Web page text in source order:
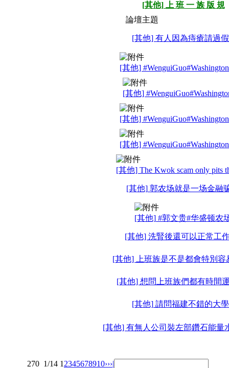
[其他] 上 班 一 族 版 規
論壇主題
[其他] 有人因為痔瘡請過
[其他]
[其他]
[其他]
[其他]
[其他] The Kwok scam only pits
[其他] 郭农场就是一场金融
[其他] #郭文贵#华盛顿农
[其他] 洗腎後還可以正常工
[其他] 上班族是不是都會特別容
[其他] 想問上班族們都有時間
[其他] 請問福建不錯的大
[其他] 有無人公司裝左部鑽石能量
270 1/14 1 2345678910›››|